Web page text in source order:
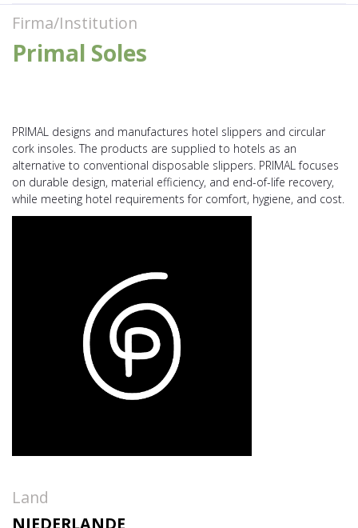
Firma/Institution
Primal Soles
PRIMAL designs and manufactures hotel slippers and circular
cork insoles. The products are supplied to hotels as an
alternative to conventional disposable slippers. PRIMAL focuses
on durable design, material efficiency, and end-of-life recovery,
while meeting hotel requirements for comfort, hygiene, and cost.
Land
NIEDERLANDE